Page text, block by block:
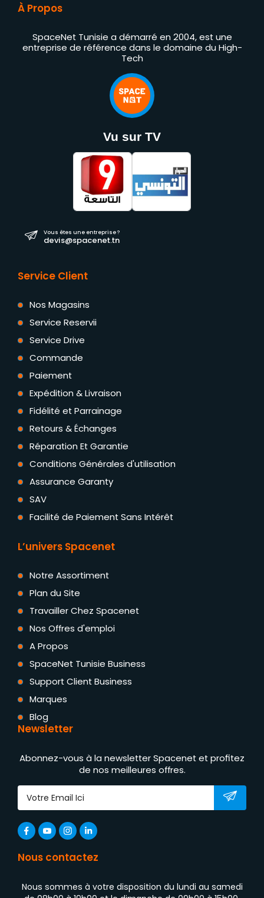
À Propos
SpaceNet Tunisie a démarré en 2004, est une
entreprise de référence dans le domaine du High-
Tech
Vu sur TV
Vous êtes une entreprise ?
devis@spacenet.tn
Service Client
Nos Magasins
Service Reservii
Service Drive
Commande
Paiement
Expédition & Livraison
Fidélité et Parrainage
Retours & Échanges
Réparation Et Garantie
Conditions Générales d'utilisation
Assurance Garanty
SAV
Facilité de Paiement Sans Intérêt
L’univers Spacenet
Notre Assortiment
Plan du Site
Travailler Chez Spacenet
Nos Offres d'emploi
A Propos
SpaceNet Tunisie Business
Support Client Business
Marques
Blog
Newsletter
Abonnez-vous à la newsletter Spacenet et profitez
de nos meilleures offres.
Nous contactez
Nous sommes à votre disposition du lundi au samedi